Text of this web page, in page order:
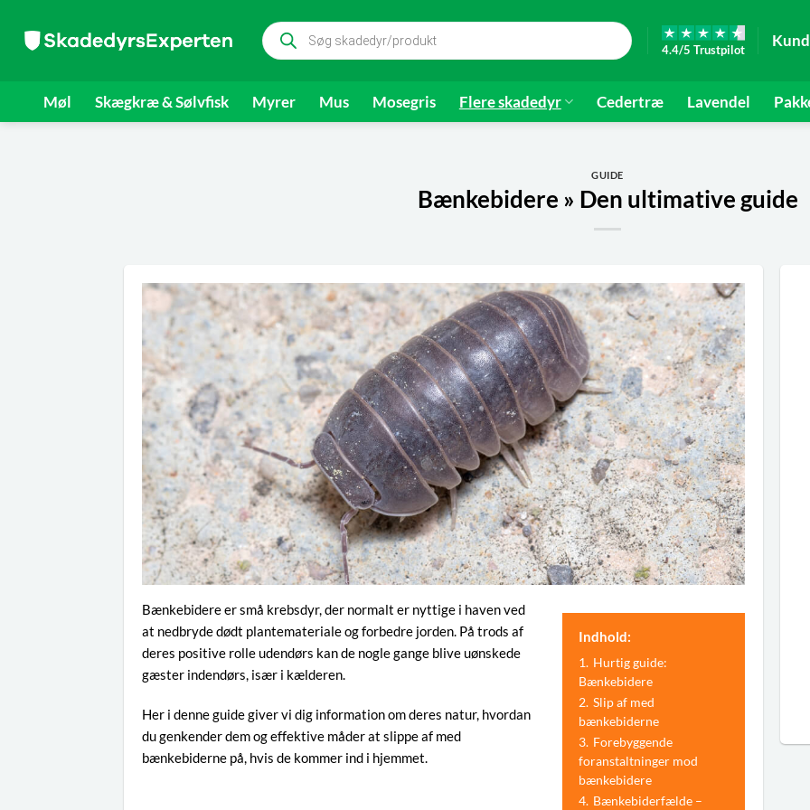
indhold
Products
search
4.4/5 Trustpilot
Møl Skægkræ & Sølvfisk Myrer Mus Mosegris Flere skadedyr Cedertræ Lavendel
GUIDE
Bænkebidere » Den ultimative guide
Bænkebidere er små krebsdyr, der normalt er nyttige i haven ved
at nedbryde dødt plantemateriale og forbedre jorden. På trods af
deres positive rolle udendørs kan de nogle gange blive uønskede
gæster indendørs, især i kælderen.
Her i denne guide giver vi dig information om deres natur, hvordan
du genkender dem og effektive måder at slippe af med
bænkebiderne på, hvis de kommer ind i hjemmet.
Indhold:
1. Hurtig guide:
Bænkebidere
2. Slip af med
bænkebiderne
3. Forebyggende
foranstaltninger mod
bænkebidere
4. Bænkebiderfælde –